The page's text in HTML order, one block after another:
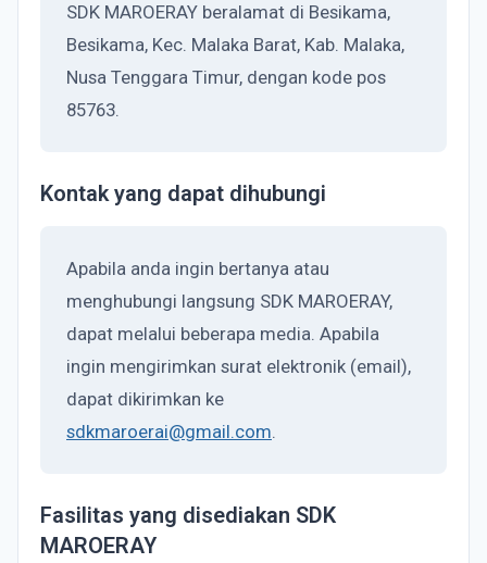
SDK MAROERAY beralamat di Besikama,
Besikama, Kec. Malaka Barat, Kab. Malaka,
Nusa Tenggara Timur, dengan kode pos
85763.
Kontak yang dapat dihubungi
Apabila anda ingin bertanya atau
menghubungi langsung SDK MAROERAY,
dapat melalui beberapa media. Apabila
ingin mengirimkan surat elektronik (email),
dapat dikirimkan ke
sdkmaroerai@gmail.com.
Fasilitas yang disediakan SDK
MAROERAY